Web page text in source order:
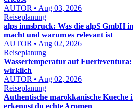
AUTOR • Aug 03, 2026
Reiseplanung
alps innsbruck: Was die alpS GmbH
macht und warum es relevant ist
AUTOR • Aug 02, 2026
Reiseplanung
Wassertemperatur auf
wirklich
AUTOR • Aug 02, 2026
Reiseplanung
Authentische marokkanische Kueche
erkennst du echte Aromen